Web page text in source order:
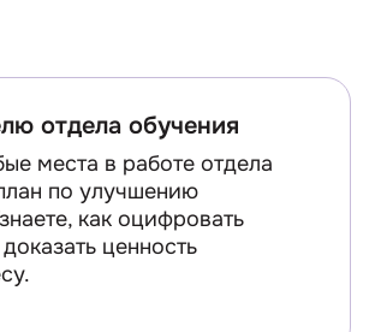
отдела обучения
места в работе отдела
по улучшению
как оцифровать
ценность